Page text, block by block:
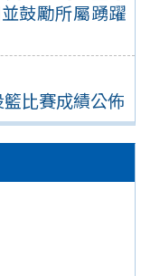
鼓勵所屬踴躍
比賽成績公佈